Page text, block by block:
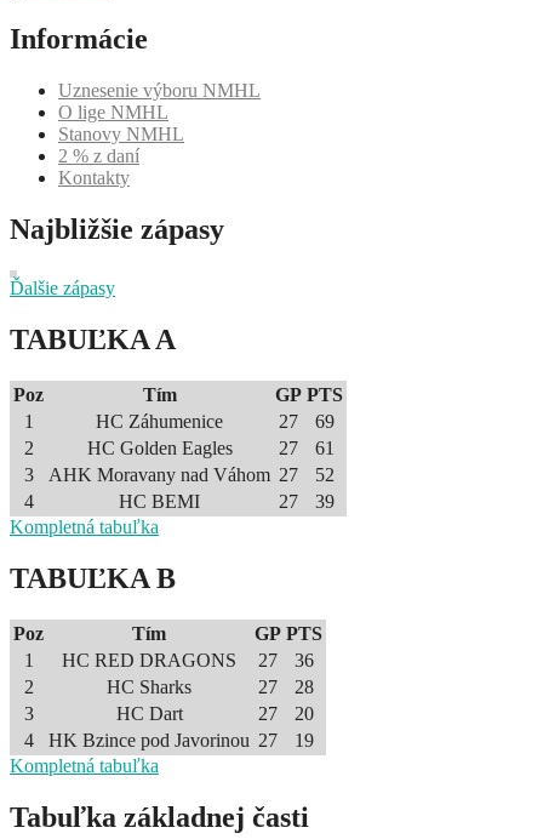
Informácie
Uznesenie výboru NMHL
O lige NMHL
Stanovy NMHL
2 % z daní
Kontakty
Najbližšie zápasy
Ďalšie zápasy
TABUĽKA A
Poz Tím GP PTS
1
HC Záhumenice 27
69
2
HC Golden Eagles 27
61
3
AHK Moravany nad Váhom 27
52
4
HC BEMI 27
39
Kompletná tabuľka
TABUĽKA B
Poz Tím GP PTS
1
HC RED DRAGONS 27
36
2
HC Sharks 27
28
3
HC Dart 27
20
4
HK Bzince pod Javorinou 27
19
Kompletná tabuľka
Tabuľka základnej časti